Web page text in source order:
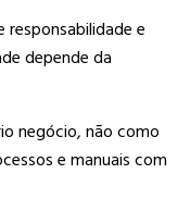
responsabilidade e
depende da
negócio, não como
e manuais com